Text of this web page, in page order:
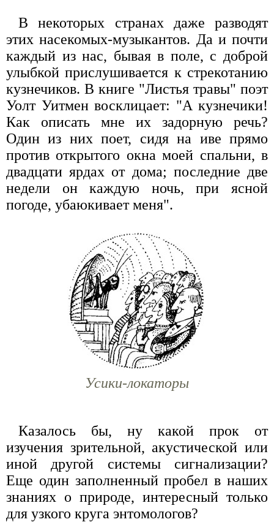
В некоторых странах даже разводят
этих насекомых-музыкантов. Да и почти
каждый из нас, бывая в поле, с доброй
улыбкой прислушивается к стрекотанию
кузнечиков. В книге "Листья травы" поэт
Уолт Уитмен восклицает: "А кузнечики!
Как описать мне их задорную речь?
Один из них поет, сидя на иве прямо
против открытого окна моей спальни, в
двадцати ярдах от дома; последние две
недели он каждую ночь, при ясной
погоде, убаюкивает меня".
Усики-локаторы
Казалось бы, ну какой прок от
изучения зрительной, акустической или
иной другой системы сигнализации?
Еще один заполненный пробел в наших
знаниях о природе, интересный только
для узкого круга энтомологов?